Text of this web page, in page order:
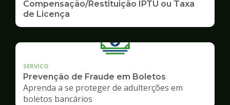
Compensação/Restituição IPTU ou Taxa
de Licença
SERVICO
Prevenção de Fraude em Boletos
Aprenda a se proteger de adulterções em
boletos bancários